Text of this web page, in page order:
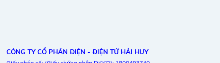
CÔNG TY CỔ PHẦN ĐIỆN - ĐIỆN TỬ HẢI HUY